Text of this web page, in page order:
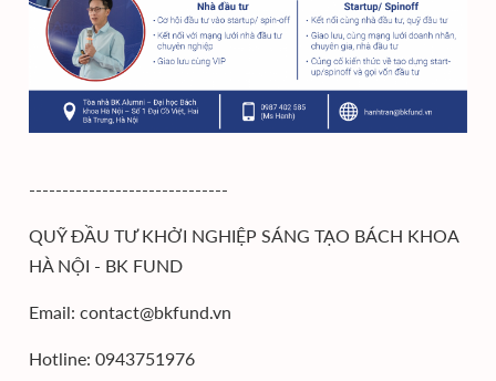
------------------------------
QUỸ ĐẦU TƯ KHỞI NGHIỆP SÁNG TẠO BÁCH KHOA
HÀ NỘI - BK FUND
Email: contact@bkfund.vn
Hotline: 0943751976